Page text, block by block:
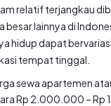
relatif terjangkau
lainnya di
hidup dapat
tempat tinggal.
sewa apartemen
Rp 2.000.000 – Rp